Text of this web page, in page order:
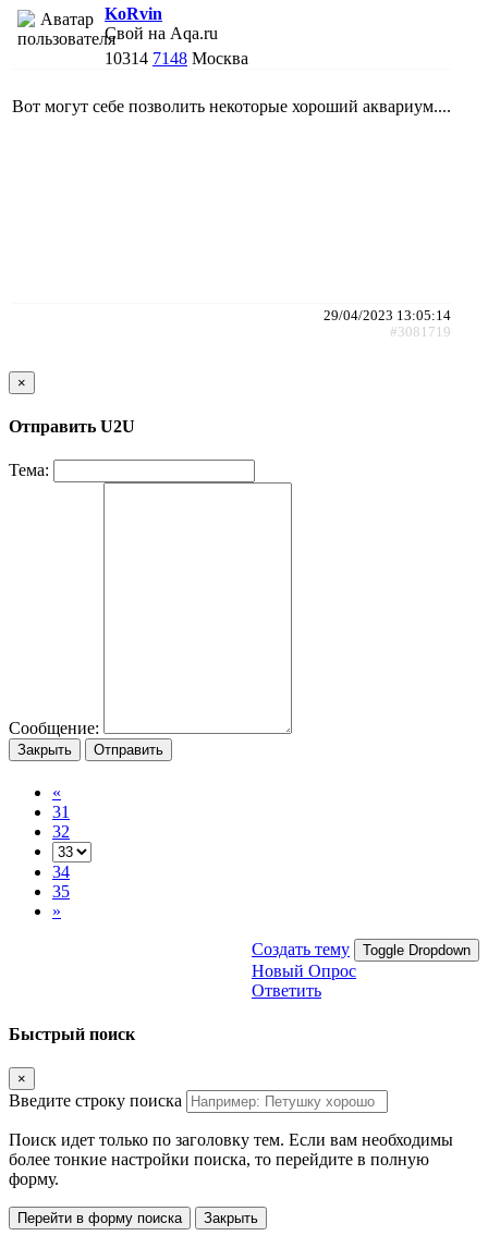
KoRvin
Свой на Aqa.ru
10314 7148 Москва
Вот могут себе позволить некоторые хороший аквариум....
29/04/2023 13:05:14
#3081719
×
Отправить U2U
Тема:
Сообщение:
Закрыть Отправить
«
31
32
34
35
»
Создать тему Toggle Dropdown
Новый Опрос
Ответить
Быстрый поиск
×
Введите строку поиска
Поиск идет только по заголовку тем. Если вам необходимы
более тонкие настройки поиска, то перейдите в полную
форму.
Перейти в форму поиска Закрыть